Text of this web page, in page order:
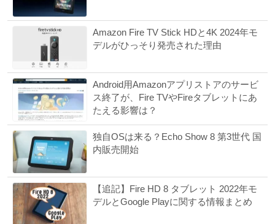
Amazon Fire TV Stick HDと4K 2024年モ
デルがひっそり発売された理由
Android用Amazonアプリストアのサービ
ス終了が、Fire TVやFireタブレットにあ
たえる影響は？
独自OSは来る？Echo Show 8 第3世代 国
内販売開始
【追記】Fire HD 8 タブレット 2022年モ
デルとGoogle Playに関する情報まとめ